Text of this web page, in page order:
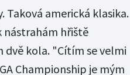
americká klasika.
nástrahám hřiště
dvě kola. "Cítím se velmi
Championship je mým